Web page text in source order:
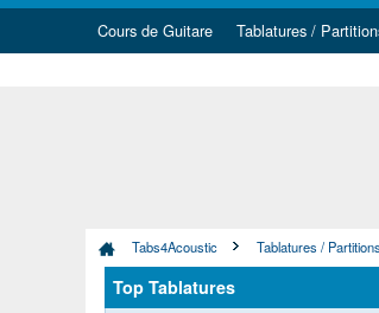
Cours de Guitare Tablatures /
Tabs4Acoustic Tablatures / Partitions
Top Tablatures